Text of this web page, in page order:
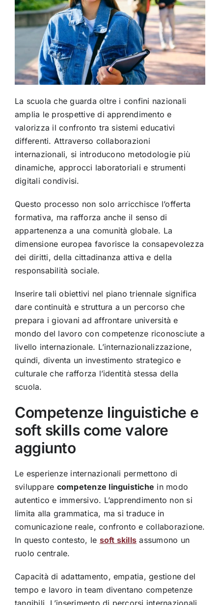
La scuola che guarda oltre i confini nazionali
amplia le prospettive di apprendimento e
valorizza il confronto tra sistemi educativi
differenti. Attraverso collaborazioni
internazionali, si introducono metodologie più
dinamiche, approcci laboratoriali e strumenti
digitali condivisi.
Questo processo non solo arricchisce l’offerta
formativa, ma rafforza anche il senso di
appartenenza a una comunità globale. La
dimensione europea favorisce la consapevolezza
dei diritti, della cittadinanza attiva e della
responsabilità sociale.
Inserire tali obiettivi nel piano triennale significa
dare continuità e struttura a un percorso che
prepara i giovani ad affrontare università e
mondo del lavoro con competenze riconosciute a
livello internazionale. L’internazionalizzazione,
quindi, diventa un investimento strategico e
culturale che rafforza l’identità stessa della
scuola.
Competenze linguistiche e
soft skills come valore
aggiunto
Le esperienze internazionali permettono di
sviluppare competenze linguistiche in modo
autentico e immersivo. L’apprendimento non si
limita alla grammatica, ma si traduce in
comunicazione reale, confronto e collaborazione.
In questo contesto, le soft skills assumono un
ruolo centrale.
Capacità di adattamento, empatia, gestione del
tempo e lavoro in team diventano competenze
tangibili. L’inserimento di percorsi internazionali